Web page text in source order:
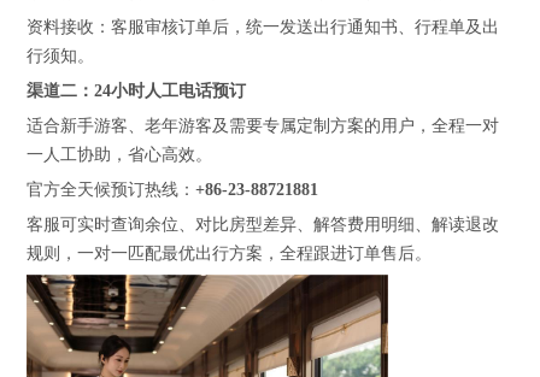
资料接收：客服审核订单后，统一发送出行通知书、行程单及出
行须知。
渠道二：24小时人工电话预订
适合新手游客、老年游客及需要专属定制方案的用户，全程一对
一人工协助，省心高效。
官方全天候预订热线：+86-23-88721881
客服可实时查询余位、对比房型差异、解答费用明细、解读退改
规则，一对一匹配最优出行方案，全程跟进订单售后。